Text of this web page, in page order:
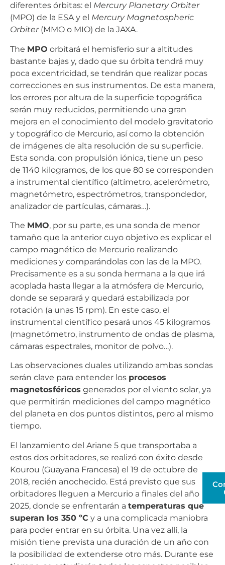
diferentes órbitas: el Mercury Planetary Orbiter
(MPO) de la ESA y el Mercury Magnetospheric
Orbiter(MMO o MIO) de la JAXA.
The MPO orbitará el hemisferio sur a altitudes
bastante bajas y, dado que su órbita tendrá muy
poca excentricidad, se tendrán que realizar pocas
correcciones en sus instrumentos. De esta manera,
los errores por altura de la superficie topográfica
serán muy reducidos, permitiendo una gran
mejora en el conocimiento del modelo gravitatorio
y topográfico de Mercurio, así como la obtención
de imágenes de alta resolución de su superficie.
Esta sonda, con propulsión iónica, tiene un peso
de 1140 kilogramos, de los que 80 se corresponden
a instrumental científico (altímetro, acelerómetro,
magnetómetro, espectrómetros, transpondedor,
analizador de partículas, cámaras…).
The MMO, por su parte, es una sonda de menor
tamaño que la anterior cuyo objetivo es explicar el
campo magnético de Mercurio realizando
mediciones y comparándolas con las de la MPO.
Precisamente es a su sonda hermana a la que irá
acoplada hasta llegar a la atmósfera de Mercurio,
donde se separará y quedará estabilizada por
rotación (a unas 15 rpm). En este caso, el
instrumental científico pesará unos 45 kilogramos
(magnetómetro, instrumento de ondas de plasma,
cámaras espectrales, monitor de polvo…).
Las observaciones duales utilizando ambas sondas
serán clave para entender los procesos
magnetosféricos generados por el viento solar, ya
que permitirán mediciones del campo magnético
del planeta en dos puntos distintos, pero al mismo
tiempo.
El lanzamiento del Ariane 5 que transportaba a
estos dos orbitadores, se realizó con éxito desde
Kourou (Guayana Francesa) el 19 de octubre de
2018, recién anochecido. Está previsto que sus
orbitadores lleguen a Mercurio a finales del año
2025, donde se enfrentarán a temperaturas que
superan los 350 ºC y a una complicada maniobra
para poder entrar en su órbita. Una vez allí, la
misión tiene prevista una duración de un año con
la posibilidad de extenderse otro más. Durante ese